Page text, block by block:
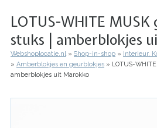
LOTUS-WHITE MUSK
stuks | amberblokjes
Kruimelpad
Webshoplocatie.nl Shop-in-shop Interieur,
Amberblokjes en geurblokjes
LOTUS-
amberblokjes uit Marokko